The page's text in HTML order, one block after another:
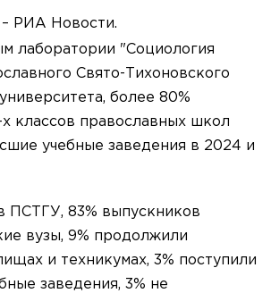
РИА Новости.
лаборатории "Социология
Свято-Тихоновского
более 80%
х классов православных школ
учебные заведения в 2024 и
ПСТГУ, 83% выпускников
вузы, 9% продолжили
и техникумах, 3% поступили
заведения, 3% не